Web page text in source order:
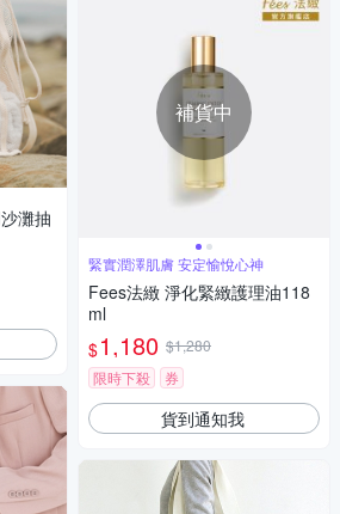
灘抽
補貨中
緊實潤澤肌膚 安定愉悅心神
Fees法緻 淨化緊緻護理油118
ml
$1,180 $1,280
限時下殺
券
貨到通知我